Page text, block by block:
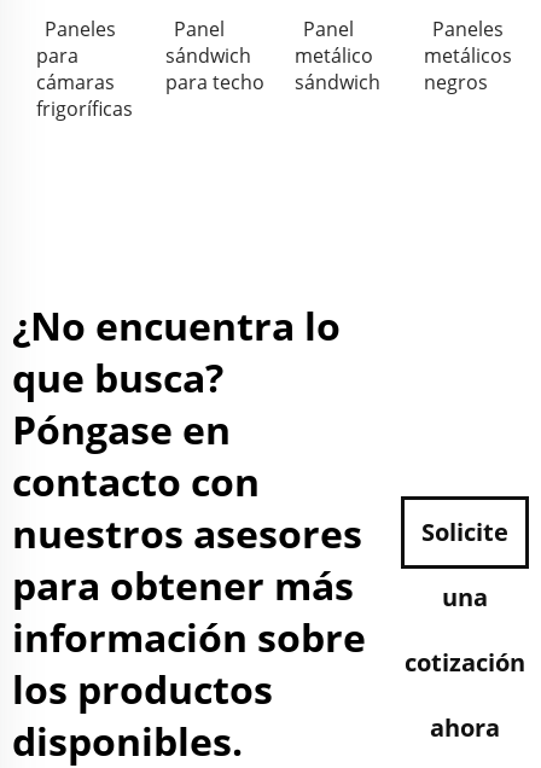
Paneles
para
cámaras
frigoríficas
Panel
sándwich
para techo
Panel
metálico
sándwich
Paneles
metálicos
negros
¿No encuentra lo
que busca?
Póngase en
contacto con
nuestros asesores
para obtener más
información sobre
los productos
disponibles.
Solicite
una
cotización
ahora